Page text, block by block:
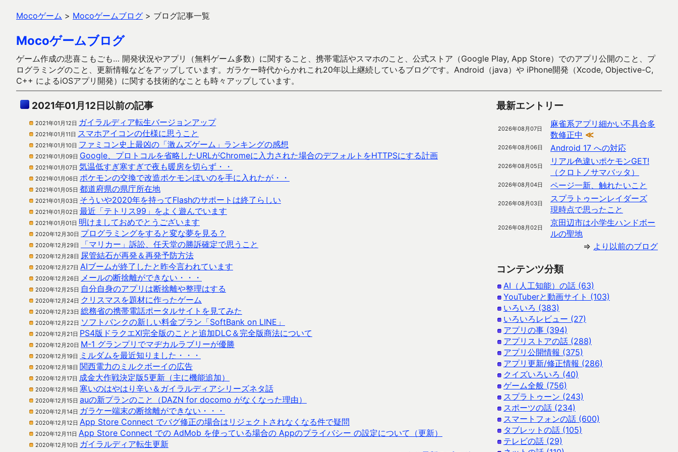
Mocoゲーム > Mocoゲームブログ > ブログ記事一覧
Mocoゲームブログ
ゲーム作成の悲喜こもごも… 開発状況やアプリ（無料ゲーム多数）に関すること、携帯電話やスマホのこと、公式ストア（Google Play, App Store）でのアプリ公開のこと、プ
ログラミングのこと、更新情報などをアップしています。ガラケー時代からかれこれ20年以上継続しているブログです。Android（java）や iPhone開発（Xcode, Objective-C,
C++ によるiOSアプリ開発）に関する技術的なことも時々アップしています。
2021年01月12日以前の記事
2021年01月12日 ガイラルディア転生バージョンアップ
2021年01月11日 スマホアイコンの仕様に思うこと
2021年01月10日 ファミコン史上最凶の「激ムズゲーム」ランキングの感想
2021年01月09日 Google、プロトコルを省略したURLがChromeに入力された場合のデフォルトをHTTPSにする計画
2021年01月07日 気温低すぎ寒すぎで夜も暖房を切らず・・
2021年01月06日 ポケモンの交換で改造ポケモンぽいのを手に入れたが・・
2021年01月05日 都道府県の県庁所在地
2021年01月03日 そういや2020年を持ってFlashのサポートは終了らしい
2021年01月02日 最近「テトリス99」をよく遊んでいます
2021年01月01日 明けましておめでとうございます
2020年12月30日 プログラミングをすると変な夢を見る？
2020年12月29日 「マリカー」訴訟、任天堂の勝訴確定で思うこと
2020年12月28日 尿管結石が再発＆再発予防方法
2020年12月27日 AIブームが終了したと昨今言われています
2020年12月26日 メールの断捨離ができない・・・
2020年12月25日 自分自身のアプリは断捨離や整理はする
2020年12月24日 クリスマスを題材に作ったゲーム
2020年12月23日 総務省の携帯電話ポータルサイトを見てみた
2020年12月22日 ソフトバンクの新しい料金プラン「SoftBank on LINE」
2020年12月21日 PS4版ドラクエXI完全版のことと追加DLC＆完全版商法について
2020年12月20日 M-1 グランプリでマヂカルラブリーが優勝
2020年12月19日 ミルダムを最近知りました・・・
2020年12月18日 関西電力のミルクボーイの広告
2020年12月17日 成金大作戦決定版5更新（主に機能追加）
2020年12月16日 寒いのはやはり辛い＆ガイラルディアシリーズネタ話
2020年12月15日 auの新プランのこと（DAZN for docomo がなくなった理由）
2020年12月14日 ガラケー端末の断捨離ができない・・・
2020年12月12日 App Store Connect でバグ修正の場合はリジェクトされなくなる件で疑問
2020年12月11日 App Store Connect での AdMob を使っている場合の Appのプライバシー の設定について（更新）
2020年12月10日 ガイラルディア転生更新
最新エントリー
2026年08月07日
麻雀系アプリ細かい不具合多
数修正中 ≪
2026年08月06日 Android 17 への対応
2026年08月05日
リアル色違いポケモンGET!
（クロトノサマバッタ）
2026年08月04日 ページ一新、触れたいこと
2026年08月03日
スプラトゥーンレイダーズ
現時点で思ったこと
2026年08月02日
京田辺市は小学生ハンドボー
ルの聖地
⇒ より以前のブログ
コンテンツ分類
AI（人工知能）の話 (63)
YouTuberと動画サイト (103)
いろいろ (383)
いろいろレビュー (27)
アプリの事 (394)
アプリストアの話 (288)
アプリ公開情報 (375)
アプリ更新/修正情報 (286)
クイズいろいろ (40)
ゲーム全般 (756)
スプラトゥーン (243)
スポーツの話 (234)
スマートフォンの話 (600)
タブレットの話 (105)
テレビの話 (29)